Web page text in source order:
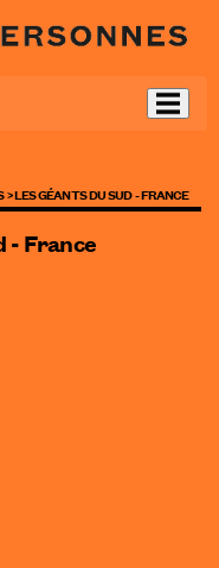
>LES GÉANTS DU SUD - FRANCE
- France